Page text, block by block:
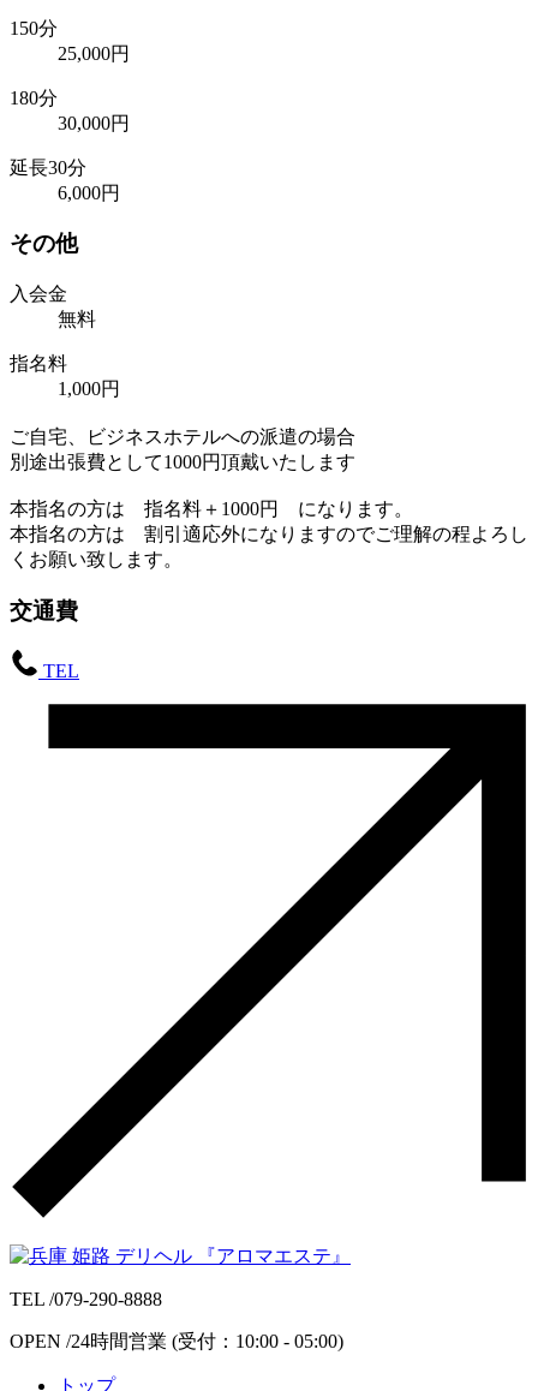
150分
25,000円
180分
30,000円
延長30分
6,000円
その他
入会金
無料
指名料
1,000円
ご自宅、ビジネスホテルへの派遣の場合
別途出張費として1000円頂戴いたします
本指名の方は 指名料＋1000円 になります。
本指名の方は 割引適応外になりますのでご理解の程よろし
くお願い致します。
交通費
TEL
TEL /079-290-8888
OPEN /24時間営業 (受付： 10:00 - 05:00)
トップ